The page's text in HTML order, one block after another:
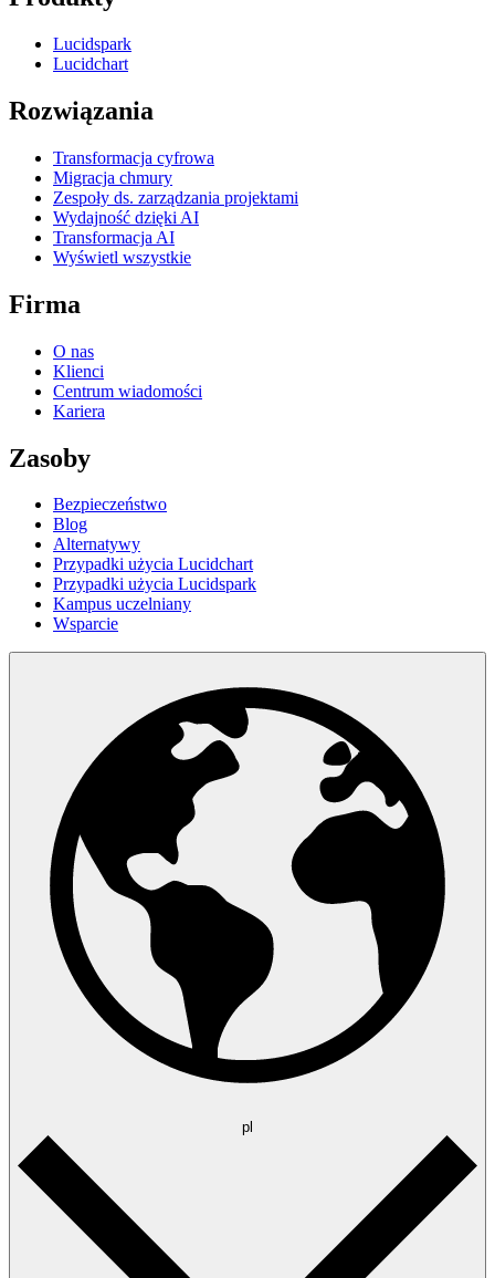
Lucidspark
Lucidchart
Rozwiązania
Transformacja cyfrowa
Migracja chmury
Zespoły ds. zarządzania projektami
Wydajność dzięki AI
Transformacja AI
Wyświetl wszystkie
Firma
O nas
Klienci
Centrum wiadomości
Kariera
Zasoby
Bezpieczeństwo
Blog
Alternatywy
Przypadki użycia Lucidchart
Przypadki użycia Lucidspark
Kampus uczelniany
Wsparcie
pl